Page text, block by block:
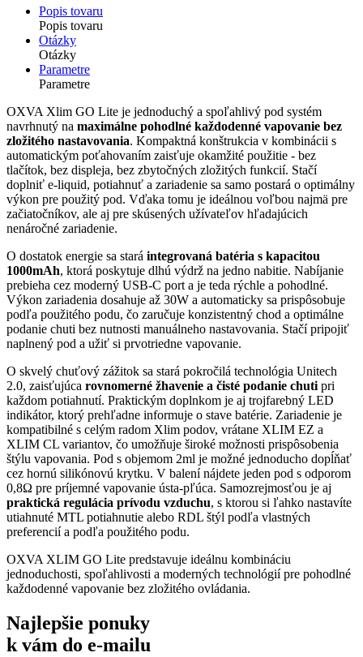
Popis tovaru
Popis tovaru
Otázky
Otázky
Parametre
Parametre
OXVA Xlim GO Lite je jednoduchý a spoľahlivý pod systém
navrhnutý na maximálne pohodlné každodenné vapovanie bez
zložitého nastavovania. Kompaktná konštrukcia v kombinácii s
automatickým poťahovaním zaisťuje okamžité použitie - bez
tlačítok, bez displeja, bez zbytočných zložitých funkcií. Stačí
doplniť e-liquid, potiahnuť a zariadenie sa samo postará o optimálny
výkon pre použitý pod. Vďaka tomu je ideálnou voľbou najmä pre
začiatočníkov, ale aj pre skúsených užívateľov hľadajúcich
nenáročné zariadenie.
O dostatok energie sa stará integrovaná batéria s kapacitou
1000mAh, ktorá poskytuje dlhú výdrž na jedno nabitie. Nabíjanie
prebieha cez moderný USB-C port a je teda rýchle a pohodlné.
Výkon zariadenia dosahuje až 30W a automaticky sa prispôsobuje
podľa použitého podu, čo zaručuje konzistentný chod a optimálne
podanie chuti bez nutnosti manuálneho nastavovania. Stačí pripojiť
naplnený pod a užiť si prvotriedne vapovanie.
O skvelý chuťový zážitok sa stará pokročilá technológia Unitech
2.0, zaisťujúca rovnomerné žhavenie a čisté podanie chuti pri
každom potiahnutí. Praktickým doplnkom je aj trojfarebný LED
indikátor, ktorý prehľadne informuje o stave batérie. Zariadenie je
kompatibilné s celým radom Xlim podov, vrátane XLIM EZ a
XLIM CL variantov, čo umožňuje široké možnosti prispôsobenia
štýlu vapovania. Pod s objemom 2ml je možné jednoducho dopĺňať
cez hornú silikónovú krytku. V balení nájdete jeden pod s odporom
0,8Ω pre príjemné vapovanie ústa-pľúca. Samozrejmosťou je aj
praktická regulácia prívodu vzduchu, s ktorou si ľahko nastavíte
utiahnuté MTL potiahnutie alebo RDL štýl podľa vlastných
preferencií a podľa použitého podu.
OXVA XLIM GO Lite predstavuje ideálnu kombináciu
jednoduchosti, spoľahlivosti a moderných technológií pre pohodlné
každodenné vapovanie bez zložitého ovládania.
Najlepšie ponuky
k vám do e-mailu